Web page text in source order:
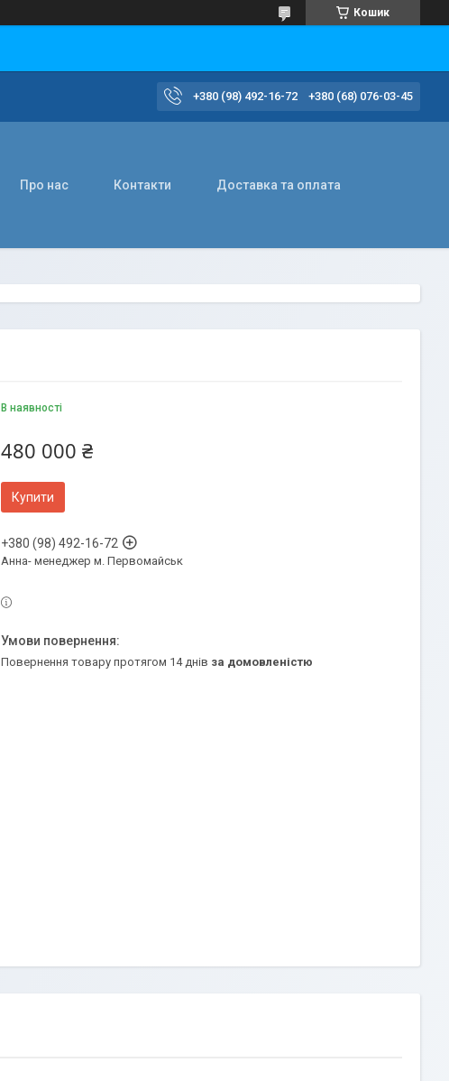
Кошик
+380 (98) 492-16-72 +380 (68) 076-03-45
Про нас Контакти Доставка та оплата
В наявності
480 000 ₴
Купити
+380 (98) 492-16-72
Анна- менеджер м. Первомайськ
повернення товару протягом 14 днів за домовленістю